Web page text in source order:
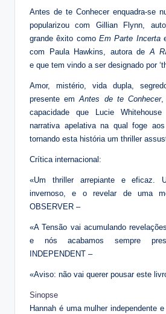
Antes de te Conhecer enquadra-se
popularizou com Gillian Flynn,
grande êxito como Em Parte Incerta
com Paula Hawkins, autora deA
e que tem vindo a ser designado por
Amor, mistério, vida dupla,
presente em Antes de te Conhecer,
capacidade que Lucie
narrativa apelativa na qual foge
tornando esta história um thriller
Crítica internacional:
«Um thriller arrepiante e eficaz.
invernoso, e o revelar de uma
OBSERVER –
«A Tensão vai acumulando
e nós acabamos sempre
INDEPENDENT –
«Aviso: não vai querer pousar este
Sinopse
Hannah é uma mulher independente